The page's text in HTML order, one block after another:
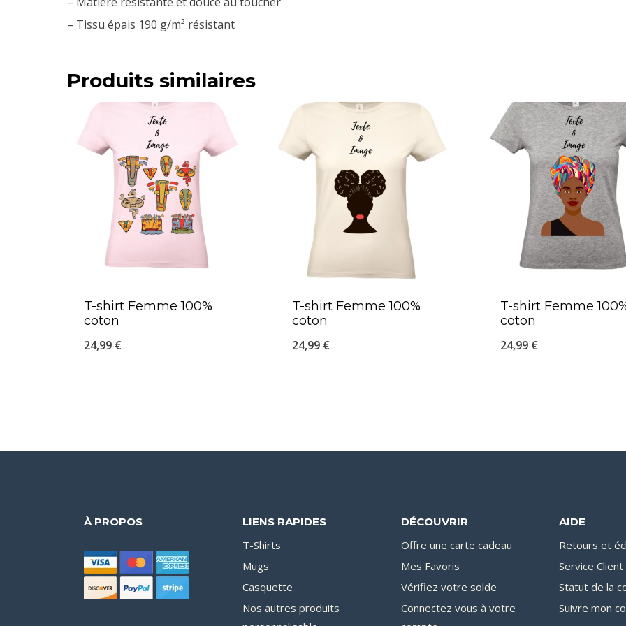
– Tissu épais 190 g/m² résistant
Produits similaires
T-shirt Femme 100%
coton
24,99 €
T-shirt Femme 100%
coton
24,99 €
T-shirt Femme
coton
24,99 €
À PROPOS LIENS RAPIDES
T-Shirts
Mugs
Casquette
Nos autres produits
DÉCOUVRIR
Offre une carte cadeau
Mes Favoris
Vérifiez votre solde
Connectez vous à votre
AIDE
Retours et
Service Client
Statut de la
Suivre mon